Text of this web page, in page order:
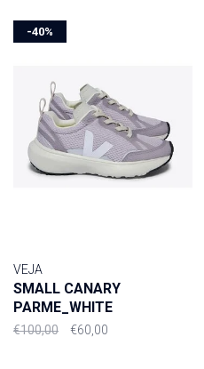
-40%
VEJA
SMALL CANARY
PARME_WHITE
€100,00 €60,00